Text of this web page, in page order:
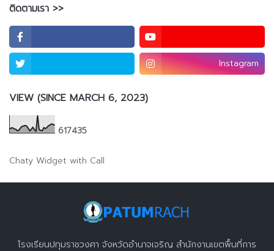
ติดตามเรา >>
Instagram
VIEW (SINCE MARCH 6, 2023)
617435
Chaty Widget with Call
โรงเรียนปทุมราชวงศา จังหวัดอำนาจเจริญ สำนักงานเขตพื้นที่การ